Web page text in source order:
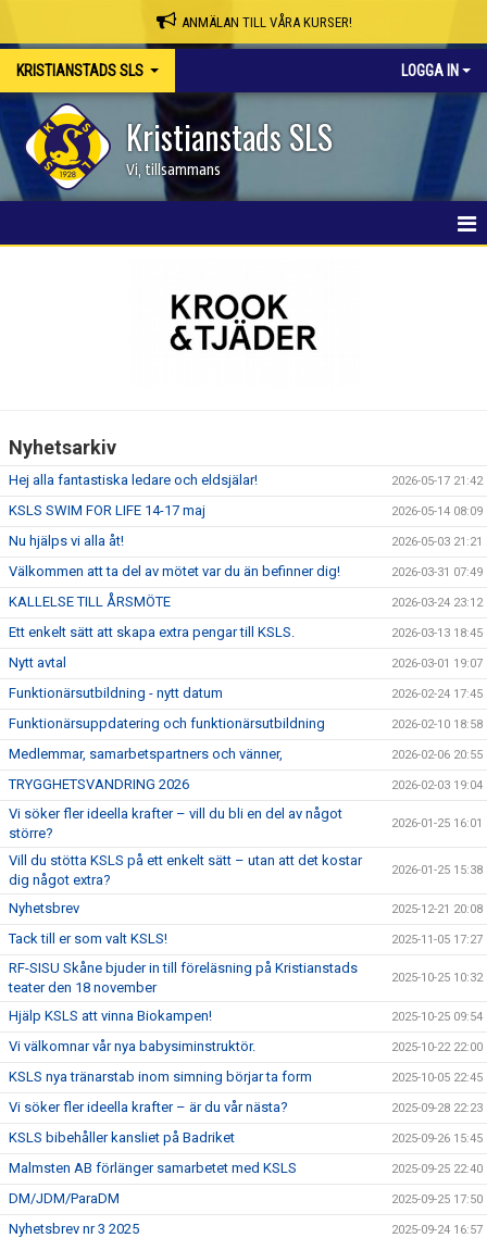
ANMÄLAN TILL VÅRA KURSER!
KRISTIANSTADS SLS LOGGA IN
Kristianstads SLS
Vi, tillsammans
KSLS WEBBSHOP
BLI PARTNER
JOBBA HOS OSS!
FÖRÄLDER
VÅRA TÄVLINGAR
VERKSAMHETSHANDBOK
KSLS FOR UKRAINE
WALL OF MEMORIES
Nyhetsarkiv
Hej alla fantastiska ledare och eldsjälar! 2026-05-17 21:42
KSLS SWIM FOR LIFE 14-17 maj 2026-05-14 08:09
Nu hjälps vi alla åt! 2026-05-03 21:21
Välkommen att ta del av mötet var du än befinner dig! 2026-03-31 07:49
KALLELSE TILL ÅRSMÖTE 2026-03-24 23:12
Ett enkelt sätt att skapa extra pengar till KSLS. 2026-03-13 18:45
Nytt avtal 2026-03-01 19:07
Funktionärsutbildning - nytt datum 2026-02-24 17:45
Funktionärsuppdatering och funktionärsutbildning 2026-02-10 18:58
Medlemmar, samarbetspartners och vänner, 2026-02-06 20:55
TRYGGHETSVANDRING 2026 2026-02-03 19:04
Vi söker fler ideella krafter – vill du bli en del av något
större?
2026-01-25 16:01
Vill du stötta KSLS på ett enkelt sätt – utan att det kostar
dig något extra?
2026-01-25 15:38
Nyhetsbrev 2025-12-21 20:08
Tack till er som valt KSLS! 2025-11-05 17:27
RF-SISU Skåne bjuder in till föreläsning på Kristianstads
teater den 18 november
2025-10-25 10:32
Hjälp KSLS att vinna Biokampen! 2025-10-25 09:54
Vi välkomnar vår nya babysiminstruktör. 2025-10-22 22:00
KSLS nya tränarstab inom simning börjar ta form 2025-10-05 22:45
Vi söker fler ideella krafter – är du vår nästa? 2025-09-28 22:23
KSLS bibehåller kansliet på Badriket 2025-09-26 15:45
Malmsten AB förlänger samarbetet med KSLS 2025-09-25 22:40
DM/JDM/ParaDM 2025-09-25 17:50
Nyhetsbrev nr 3 2025 2025-09-24 16:57